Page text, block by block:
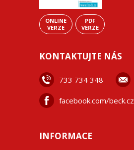
ONLINE
VERZE
PDF
VERZE
KONTAKTUJTE NÁS
733 734 348
facebook.com/beck.cz
INFORMACE